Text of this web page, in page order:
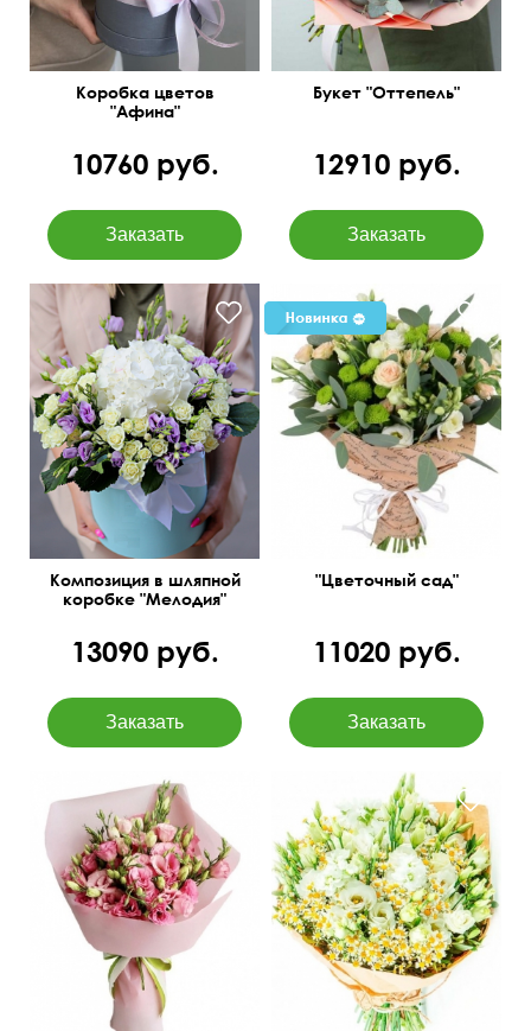
Коробка цветов
"Афина"
10760 руб.
Букет "Оттепель"
12910 руб.
Композиция в шляпной
коробке "Мелодия"
13090 руб.
Эустома, филин грин,
кустовая роза, крафт,
атласная лента.
"Цветочный сад"
11020 руб.
60 см 35 см
Подарит яркое летнее
настроение!